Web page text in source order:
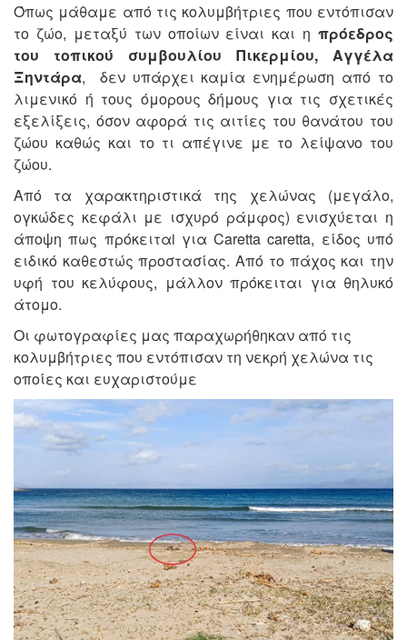
Όπως μάθαμε από τις κολυμβήτριες που εντόπισαν
το ζώο, μεταξύ των οποίων είναι και η πρόεδρος
του τοπικού συμβουλίου Πικερμίου, Αγγέλα
Ξηντάρα, δεν υπάρχει καμία ενημέρωση από το
λιμενικό ή τους όμορους δήμους για τις σχετικές
εξελίξεις, όσον αφορά τις αιτίες του θανάτου του
ζώου καθώς και το τι απέγινε με το λείψανο του
ζώου.
Από τα χαρακτηριστικά της χελώνας (μεγάλο,
ογκώδες κεφάλι με ισχυρό ράμφος) ενισχύεται η
άποψη πως πρόκειταi για Caretta caretta, είδος υπό
ειδικό καθεστώς προστασίας. Από το πάχος και την
υφή του κελύφους, μάλλον πρόκειται για θηλυκό
άτομο.
Οι φωτογραφίες μας παραχωρήθηκαν από τις
κολυμβήτριες που εντόπισαν τη νεκρή χελώνα τις
οποίες και ευχαριστούμε